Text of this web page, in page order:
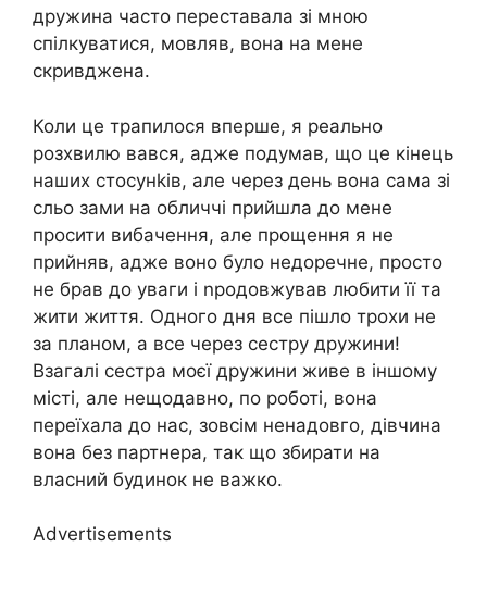
дружина часто переставала зі мною
спілкуватися, мовляв, вона на мене
скривджена.
Коли це трапилося вперше, я реально
розхвилю вався, адже подумав, що це кінець
наших стосунkів, але через день вона сама зі
сльо зами на обличчі прийшла до мене
просити вибачення, але прощення я не
прийняв, адже воно було недоречне, просто
не брав до уваги і nродовжував любити її та
жити життя. Одного дня все пішло трохи не
за планом, а все через сестру дружини!
Взагалі сестра моєї дружини живе в іншому
місті, але нещодавно, по роботі, вона
переїхала до нас, зовсім ненадовго, дівчина
вона без партнера, так що збирати на
власний будинок не важко.
Advertisements